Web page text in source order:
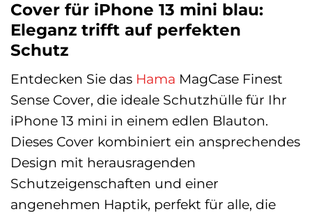
Cover für iPhone 13 mini blau:
Eleganz trifft auf perfekten
Schutz
Entdecken Sie das Hama MagCase Finest
Sense Cover, die ideale Schutzhülle für Ihr
iPhone 13 mini in einem edlen Blauton.
Dieses Cover kombiniert ein ansprechendes
Design mit herausragenden
Schutzeigenschaften und einer
angenehmen Haptik, perfekt für alle, die